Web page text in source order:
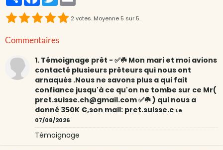
2 votes. Moyenne 5 sur 5.
Commentaires
1. Témoignage prêt - ✅☘️ Mon mari et moi avions
contacté plusieurs prêteurs qui nous ont
arnaqués .Nous ne savons plus a qui fait
confiance jusqu'à ce qu'on ne tombe sur ce Mr(
pret.suisse.ch@gmail.com ✅☘️ ) qui nous a
donné 350K €,son mail: pret.suisse.c Le
07/08/2026
Témoignage